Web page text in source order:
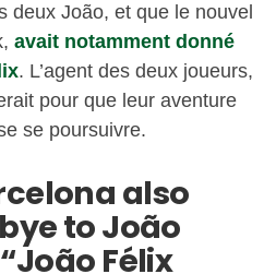
deux João, et que le nouvel
avait notamment donné
. L’agent des deux joueurs,
pour que leur aventure
se poursuivre.
also
to João
Félix